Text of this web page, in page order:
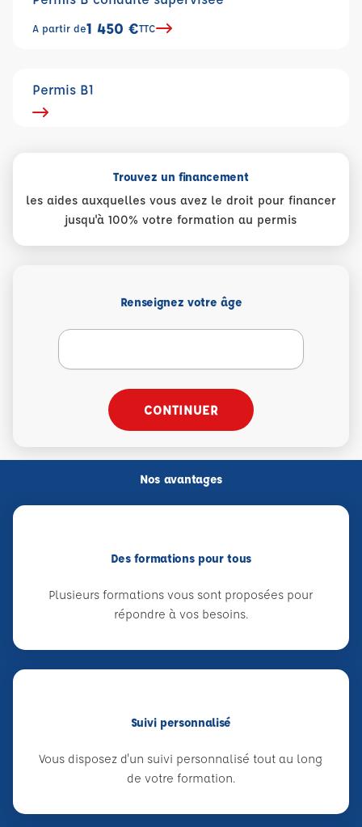
A partir de1 450 €TTC
Permis B1
Trouvez un financement
les aides auxquelles vous avez le droit pour financer
jusqu'à 100% votre formation au permis
Renseignez votre âge
CONTINUER
Nos avantages
Des formations pour tous
Plusieurs formations vous sont proposées pour
répondre à vos besoins.
Suivi personnalisé
Vous disposez d'un suivi personnalisé tout au long
de votre formation.